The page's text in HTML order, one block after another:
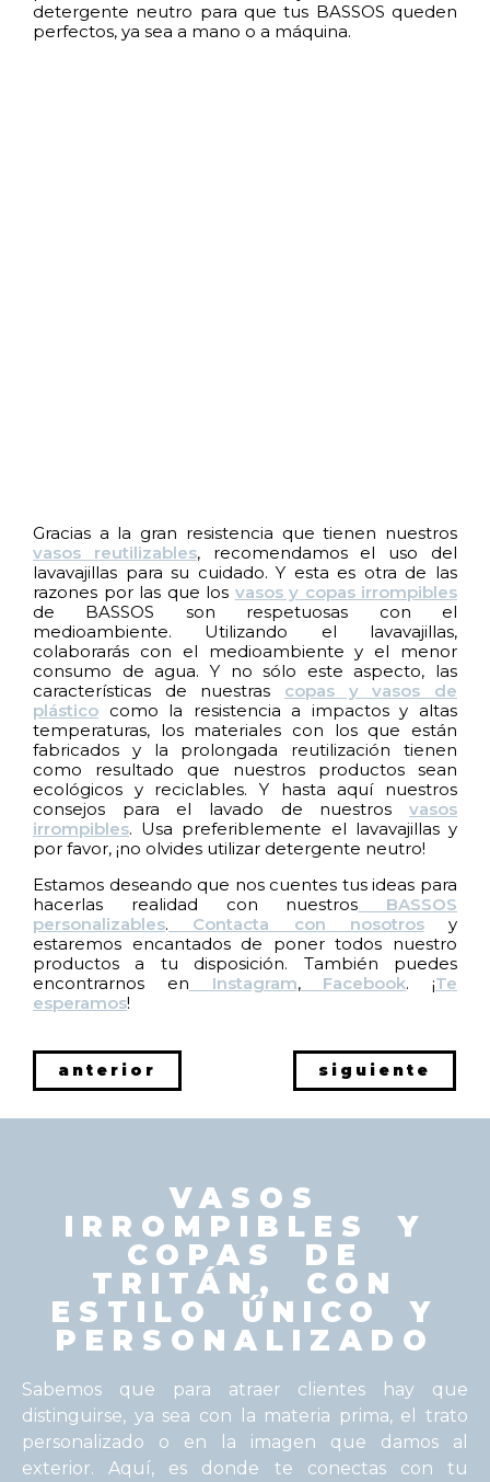
detergente neutro para que tus BASSOS queden
perfectos, ya sea a mano o a máquina.
Gracias a la gran resistencia que tienen nuestros
vasos reutilizables, recomendamos el uso del
lavavajillas para su cuidado. Y esta es otra de las
razones por las que los vasos y copas irrompibles
de BASSOS son respetuosas con el
medioambiente. Utilizando el lavavajillas,
colaborarás con el medioambiente y el menor
consumo de agua. Y no sólo este aspecto, las
características de nuestras copas y vasos de
plástico como la resistencia a impactos y altas
temperaturas, los materiales con los que están
fabricados y la prolongada reutilización tienen
como resultado que nuestros productos sean
ecológicos y reciclables. Y hasta aquí nuestros
consejos para el lavado de nuestros vasos
irrompibles. Usa preferiblemente el lavavajillas y
por favor, ¡no olvides utilizar detergente neutro!
Estamos deseando que nos cuentes tus ideas para
hacerlas realidad con nuestros BASSOS
personalizables. Contacta con nosotrosy
estaremos encantados de poner todos nuestro
productos a tu disposición. También puedes
encontrarnos en Instagram,Facebook. ¡Te
esperamos!
anterior siguiente
VASOS
IRROMPIBLES Y
COPAS DE
TRITÁN, CON
ESTILO ÚNICO Y
PERSONALIZADO
Sabemos que para atraer clientes hay que
distinguirse, ya sea con la materia prima, el trato
personalizado o en la imagen que damos al
exterior. Aquí, es donde te conectas con tu